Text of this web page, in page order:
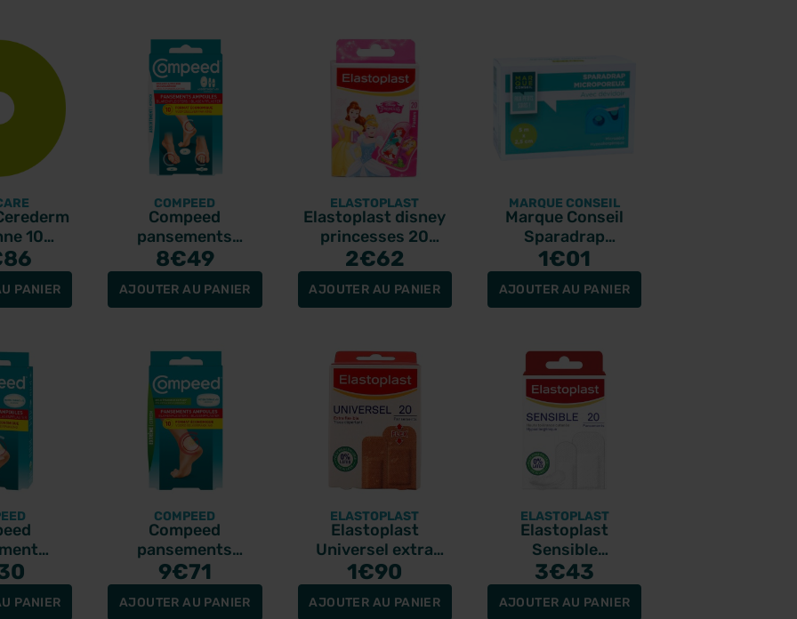
10
PANIER
COMPEED
Compeed
pansements
ampoules
Assortiment moyen
format 10
8€49
AJOUTER AU PANIER
ELASTOPLAST
Elastoplast disney
princesses 20
pansements
2€62
AJOUTER AU PANIER
MARQUE CONSEIL
Marque Conseil
Sparadrap
Microporeux avec
déversoir 5 m x 2,5
cm
1€01
AJOUTER AU PANIER
de 10
PANIER
COMPEED
Compeed
pansements
ampoules Extrême
moyen format 10
pansements
9€71
AJOUTER AU PANIER
ELASTOPLAST
Elastoplast
Universel extra
flexible tissu 20
pansements
1€90
AJOUTER AU PANIER
ELASTOPLAST
Elastoplast
Sensible
hypoallergénique
20 pansements
3€43
AJOUTER AU PANIER